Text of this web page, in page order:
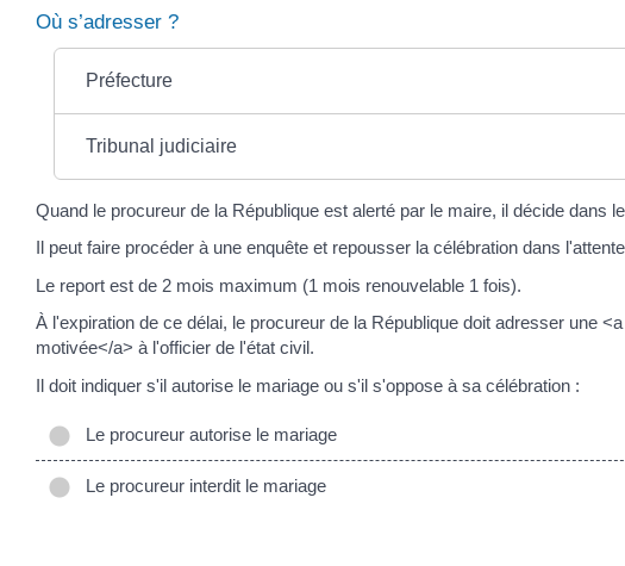
Où s’adresser ?
Préfecture
Tribunal judiciaire
Quand le procureur de la République est alerté par le maire, il décide dans
Il peut faire procéder à une enquête et repousser la célébration dans
Le report est de 2 mois maximum (1 mois renouvelable 1 fois).
À l'expiration de ce délai, le procureur de la République doit adresser une
motivée</a> à l'officier de l'état civil.
Il doit indiquer s'il autorise le mariage ou s'il s'oppose à sa célébration :
Le procureur autorise le mariage
Le procureur interdit le mariage